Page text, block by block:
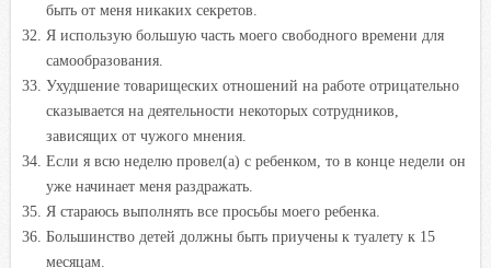
быть от меня никаких секретов.
Я использую большую часть моего свободного времени для
самообразования.
Ухудшение товарищеских отношений на работе отрицательно
сказывается на деятельности некоторых сотрудников,
зависящих от чужого мнения.
Если я всю неделю провел(а) с ребенком, то в конце недели он
уже начинает меня раздражать.
Я стараюсь выполнять все просьбы моего ребенка.
Большинство детей должны быть приучены к туалету к 15
месяцам.